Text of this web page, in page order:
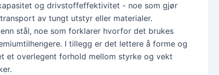
og drivstoffeffektivitet - noe som gjør
av tungt utstyr eller materialer.
stål, noe som forklarer hvorfor det brukes
I tillegg er det lettere å forme og
et overlegent forhold mellom styrke og vekt